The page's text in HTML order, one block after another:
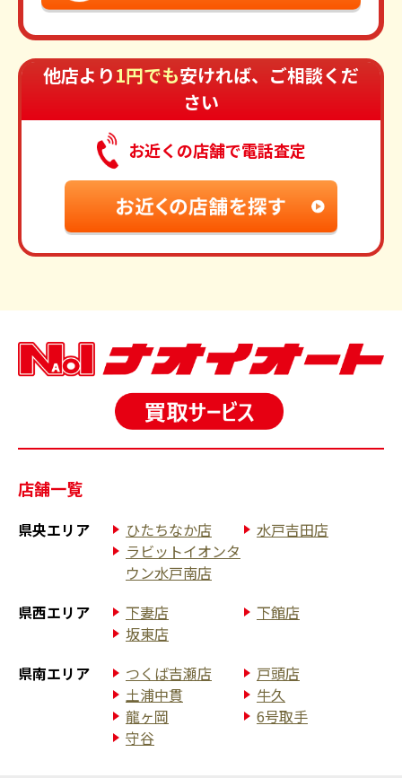
他店より1円でも安ければ、ご相談くだ
さい
お近くの店舗で電話査定
店舗一覧
県央エリア ひたちなか店
水戸吉田店
ラビットイオンタ
ウン水戸南店
県西エリア
下妻店
下館店
坂東店
県南エリア
つくば吉瀬店
戸頭店
土浦中貫
牛久
龍ヶ岡
6号取手
守谷